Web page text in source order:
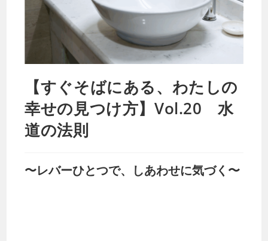
【すぐそばにある、わたしの
幸せの見つけ方】Vol.20 水
道の法則
〜レバーひとつで、しあわせに気づく〜